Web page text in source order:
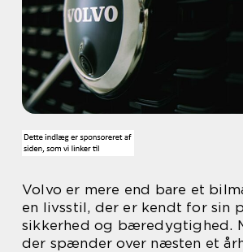
Volvo er mere end bare et
en livsstil, der er kendt for sin
sikkerhed og bæredygtighed.
der spænder over næsten et